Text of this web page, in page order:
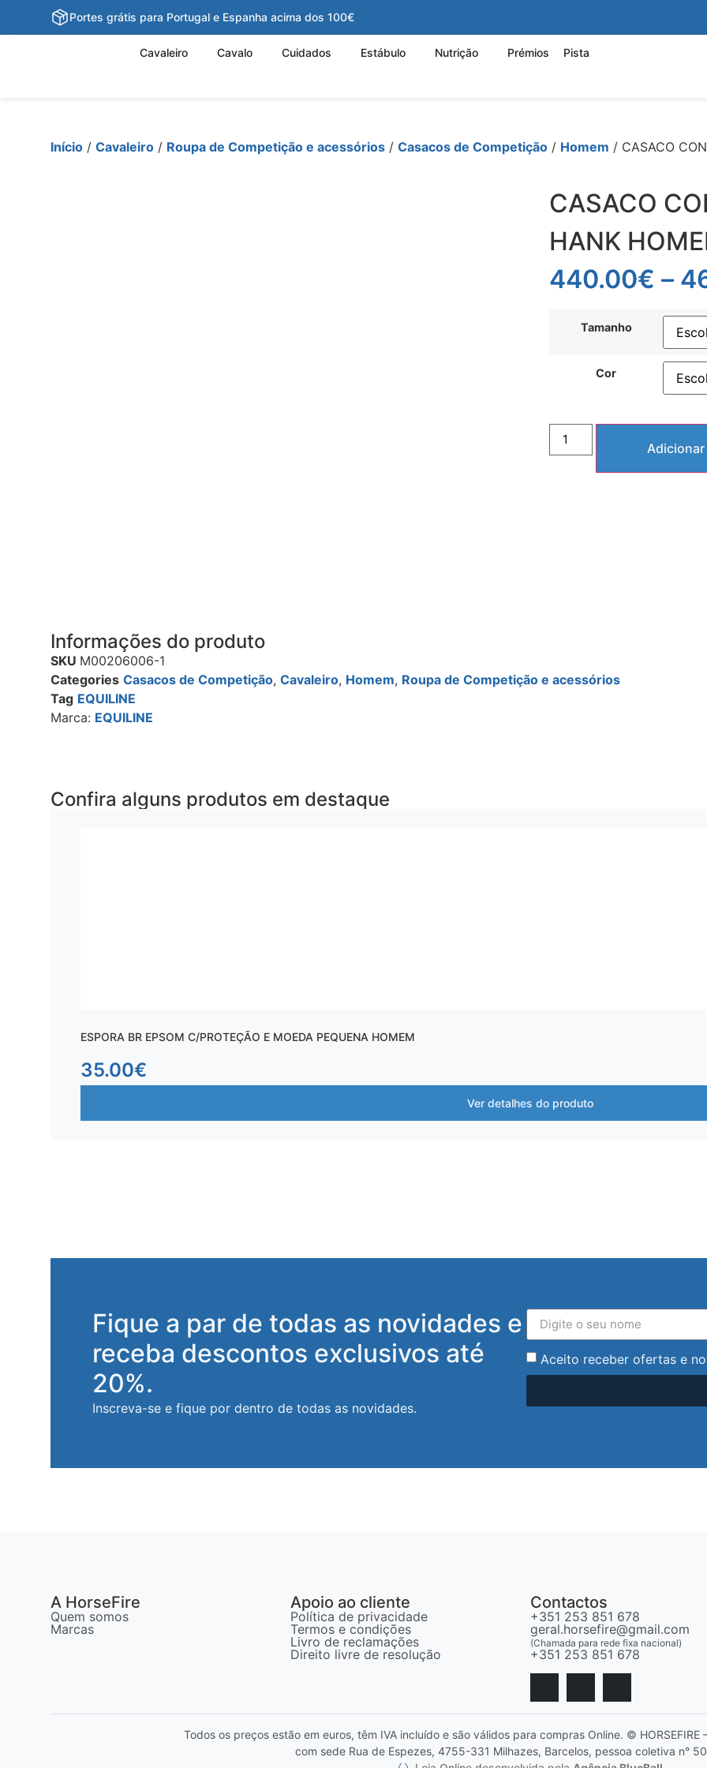
Portes grátis para Portugal e Espanha acima dos 100€
Cavaleiro Cavalo Cuidados Estábulo Nutrição Prémios Pista
Início / Cavaleiro / Roupa de Competição e acessórios / Casacos de Competição / Homem / CASACO
CASACO
HANK
440.00€ –
Tamanho
Cor
Adicionar
Informações do produto
SKU M00206006-1
Categories Casacos de Competição, Cavaleiro, Homem, Roupa de Competição e acessórios
Tag EQUILINE
Marca: EQUILINE
Confira alguns produtos em destaque
ESPORA BR EPSOM C/PROTEÇÃO E MOEDA PEQUENA HOMEM
35.00€
Ver detalhes do produto
Fique a par de todas as novidades e
receba descontos exclusivos até
20%.
Inscreva-se e fique por dentro de todas as novidades.
Aceito receber ofertas e
A HorseFire
Quem somos
Marcas
Apoio ao cliente
Política de privacidade
Termos e condições
Livro de reclamações
Direito livre de resolução
Contactos
+351 253 851 678
geral.horsefire@gmail.com
(Chamada para rede fixa nacional)
+351 253 851 678
Todos os preços estão em euros, têm IVA incluído e são válidos para compras Online. © HORSEFIRE
com sede Rua de Espezes, 4755-331 Milhazes, Barcelos, pessoa coletiva n°